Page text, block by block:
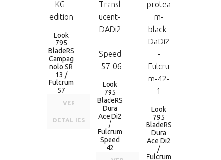
Look
795
BladeRS
Campag
nolo SR
13 /
Fulcrum
57
VER
DETALHES
Look
795
BladeRS
Dura
Ace Di2
/
Fulcrum
Speed
42
Look
795
BladeRS
Dura
Ace Di2
/
Fulcrum